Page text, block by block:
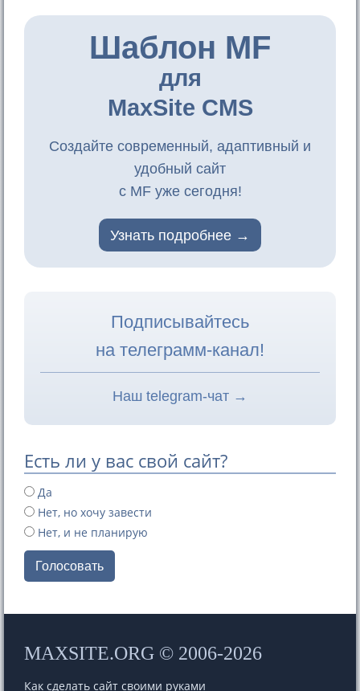
Шаблон MF
для
MaxSite CMS
Создайте современный, адаптивный и
удобный сайт
с MF уже сегодня!
Узнать подробнее
Подписывайтесь
на телеграмм-канал!
Наш telegram-чат →
Есть ли у вас свой сайт?
Да
Нет, но хочу завести
Нет, и не планирую
Голосовать
MAXSITE.ORG © 2006-2026
Как сделать сайт своими руками